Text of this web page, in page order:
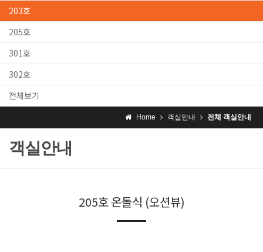
203호
205호
301호
302호
전체보기
Home 객실안내 전체 객실안내
객실안내
205호 온돌식 (오션뷰)